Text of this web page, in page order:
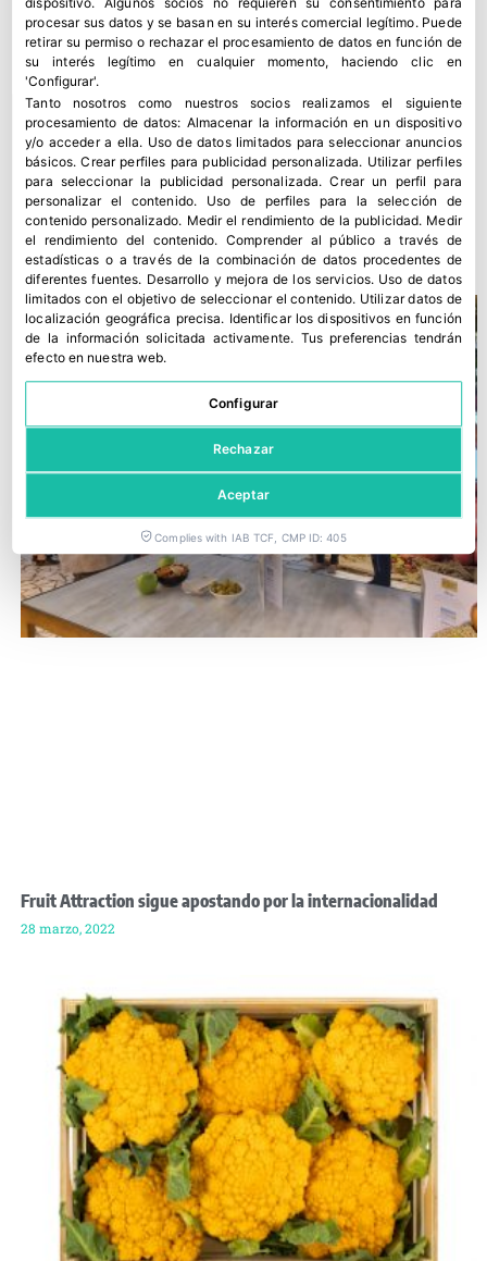
¿Por qué no exportamos fuera de Europa?
28 marzo, 2022
Fruit Attraction sigue apostando por la internacionalidad
28 marzo, 2022
procesar sus datos y se basan en su interés comercial legítimo. Puede
retirar su permiso o rechazar el procesamiento de datos en función de
su interés legítimo en cualquier momento, haciendo clic en
'Configurar'.
Tanto nosotros como nuestros socios realizamos el siguiente
procesamiento de datos: Almacenar la información en un dispositivo
y/o acceder a ella. Uso de datos limitados para seleccionar anuncios
básicos.Crear perfiles para publicidad personalizada. Utilizar perfiles
para seleccionar la publicidad personalizada.Crear un perfil para
personalizar el contenido. Uso de perfiles para la selección de
contenido personalizado. Medir el rendimiento de la publicidad. Medir
el rendimiento del contenido.Comprender al público a través de
estadísticas o a través de la combinación de datos procedentes de
diferentes fuentes. Desarrollo y mejora de los servicios. Uso de datos
limitados con el objetivo de seleccionar el contenido. Utilizar datos de
localización geográfica precisa. Identificar los dispositivos en función
de la información solicitada activamente. Tus preferencias tendrán
efecto en nuestra web.
Configurar
Rechazar
Aceptar
Complies with IAB TCF, CMP ID: 405